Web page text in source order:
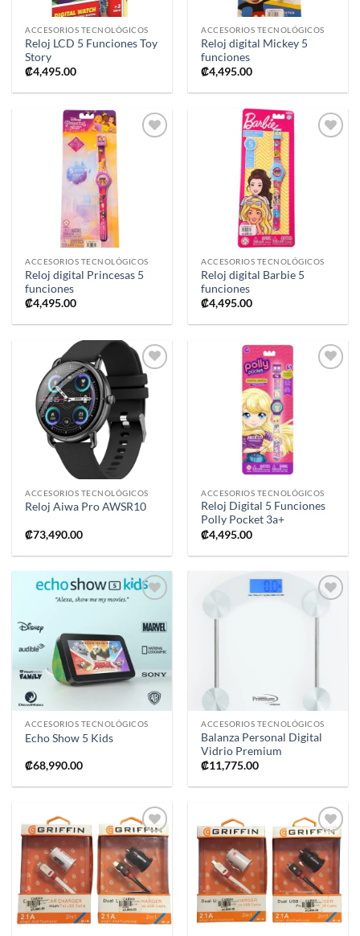
ACCESORIOS TECNOLÓGICOS
Reloj LCD 5 Funciones Toy
Story
₡4,495.00
ACCESORIOS TECNOLÓGICOS
Reloj digital Mickey 5
funciones
₡4,495.00
ACCESORIOS TECNOLÓGICOS
Reloj digital Princesas 5
funciones
₡4,495.00
ACCESORIOS TECNOLÓGICOS
Reloj digital Barbie 5
funciones
₡4,495.00
Añadir
a la
lista de
deseos
ACCESORIOS TECNOLÓGICOS
Reloj Aiwa Pro AWSR10
₡73,490.00
ACCESORIOS TECNOLÓGICOS
Reloj Digital 5 Funciones
Polly Pocket 3a+
₡4,495.00
a la
lista de
deseos
ACCESORIOS TECNOLÓGICOS
Echo Show 5 Kids
₡68,990.00
ACCESORIOS TECNOLÓGICOS
Balanza Personal Digital
Vidrio Premium
₡11,775.00
Añadir
a la
lista de
deseos
Añadir
a la
lista de
deseos